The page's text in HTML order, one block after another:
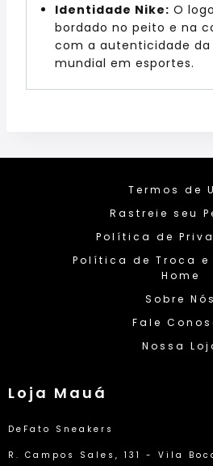
Identidade Nike: O
bordado no peito e na
com a autenticidade
mundial em esportes.
Termos de
Rastreie seu
Política de
Política de Troca e
Home
Sobre Nós
Fale
Nossa
Loja Mauá
DeFato Sneakers
R. Campos Sales, 131 - Vila